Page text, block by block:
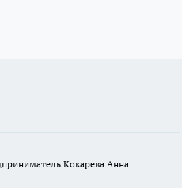
Кокарева Анна